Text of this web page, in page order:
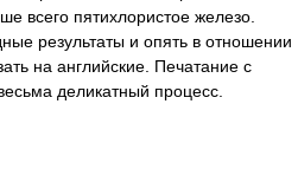
всего пятихлористое железо.
результаты и опять в отношении
на английские. Печатание с
деликатный процесс.